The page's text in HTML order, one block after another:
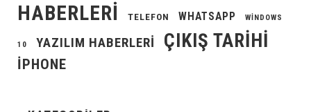
HABERLERI
TELEFON WHATSAPP WINDOWS
10 YAZILIM HABERLERI ÇIKIŞ TARIHI
İPHONE